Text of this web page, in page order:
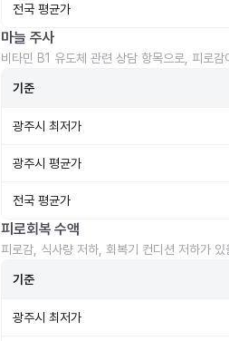
전국 평균가
마늘 주사
비타민 B1 유도체 관련 상담 항목으로, 피로
기준
광주시 최저가
광주시 평균가
전국 평균가
피로회복 수액
피로감, 식사량 저하, 회복기 컨디션 저하가
기준
광주시 최저가